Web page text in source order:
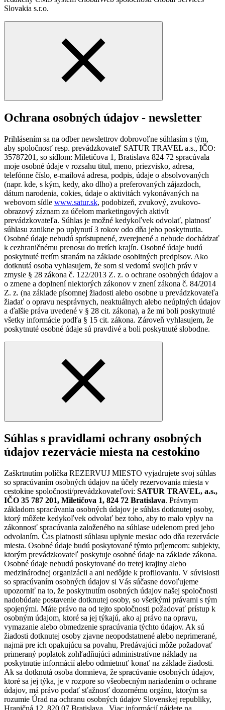
Slovakia s.r.o.
Ochrana osobných údajov - newsletter
Prihlásením sa na odber newslettrov dobrovoľne súhlasím s tým,
aby spoločnosť resp. prevádzkovateľ SATUR TRAVEL a.s., IČO:
35787201, so sídlom: Miletičova 1, Bratislava 824 72 spracúvala
moje osobné údaje v rozsahu titul, meno, priezvisko, adresa,
telefónne číslo, e-mailová adresa, podpis, údaje o absolvovaných
(napr. kde, s kým, kedy, ako dlho) a preferovaných zájazdoch,
dátum narodenia, cokies, údaje o aktivitách vykonávaných na
webovom sídle www.satur.sk, podobizeň, zvukový, zvukovo-
obrazový záznam za účelom marketingových aktivít
prevádzkovateľa. Súhlas je možné kedykoľvek odvolať, platnosť
súhlasu zanikne po uplynutí 3 rokov odo dňa jeho poskytnutia.
Osobné údaje nebudú sprístupnené, zverejnené a nebude dochádzať
k cezhraničnému prenosu do tretích krajín. Osobné údaje budú
poskytnuté tretím stranám na základe osobitných predpisov. Ako
dotknutá osoba vyhlasujem, že som si vedomá svojich práv v
zmysle § 28 zákona č. 122/2013 Z. z. o ochrane osobných údajov a
o zmene a doplnení niektorých zákonov v znení zákona č. 84/2014
Z. z. (na základe písomnej žiadosti alebo osobne u prevádzkovateľa
žiadať o opravu nesprávnych, neaktuálnych alebo neúplných údajov
a ďalšie práva uvedené v § 28 cit. zákona), a že mi boli poskytnuté
všetky informácie podľa § 15 cit. zákona. Zároveň vyhlasujem, že
poskytnuté osobné údaje sú pravdivé a boli poskytnuté slobodne.
Súhlas s pravidlami ochrany osobných
údajov rezervácie miesta na cestokino
Zaškrtnutím políčka REZERVUJ MIESTO vyjadrujete svoj súhlas
so spracúvaním osobných údajov na účely rezervovania miesta v
cestokine spoločnosti/prevádzkovateľovi: SATUR TRAVEL, a.s.,
IČO 35 787 201, Miletičova 1, 824 72 Bratislava. Právnym
základom spracúvania osobných údajov je súhlas dotknutej osoby,
ktorý môžete kedykoľvek odvolať bez toho, aby to malo vplyv na
zákonnosť spracúvania založeného na súhlase udelenom pred jeho
odvolaním. Čas platnosti súhlasu uplynie mesiac odo dňa rezervácie
miesta. Osobné údaje budú poskytované týmto príjemcom: subjekty,
ktorým prevádzkovateľ poskytuje osobné údaje na základe zákona.
Osobné údaje nebudú poskytované do tretej krajiny alebo
medzinárodnej organizácii a ani nedôjde k profilovaniu. V súvislosti
so spracúvaním osobných údajov si Vás súčasne dovoľujeme
upozorniť na to, že poskytnutím osobných údajov našej spoločnosti
nadobúdate postavenie dotknutej osoby, so všetkými právami s tým
spojenými. Máte právo na od tejto spoločnosti požadovať prístup k
osobným údajom, ktoré sa jej týkajú, ako aj právo na opravu,
vymazanie alebo obmedzenie spracúvania týchto údajov. Ak sú
žiadosti dotknutej osoby zjavne neopodstatnené alebo neprimerané,
najmä pre ich opakujúcu sa povahu, Predávajúci môže požadovať
primeraný poplatok zohľadňujúci administratívne náklady na
poskytnutie informácií alebo odmietnuť konať na základe žiadosti.
Ak sa dotknutá osoba domnieva, že spracúvanie osobných údajov,
ktoré sa jej týka, je v rozpore so všeobecným nariadením o ochrane
údajov, má právo podať sťažnosť dozornému orgánu, ktorým sa
rozumie Úrad na ochranu osobných údajov Slovenskej republiky,
Hraničná 12, 820 07 Bratislava., Viac informácií nájdete na